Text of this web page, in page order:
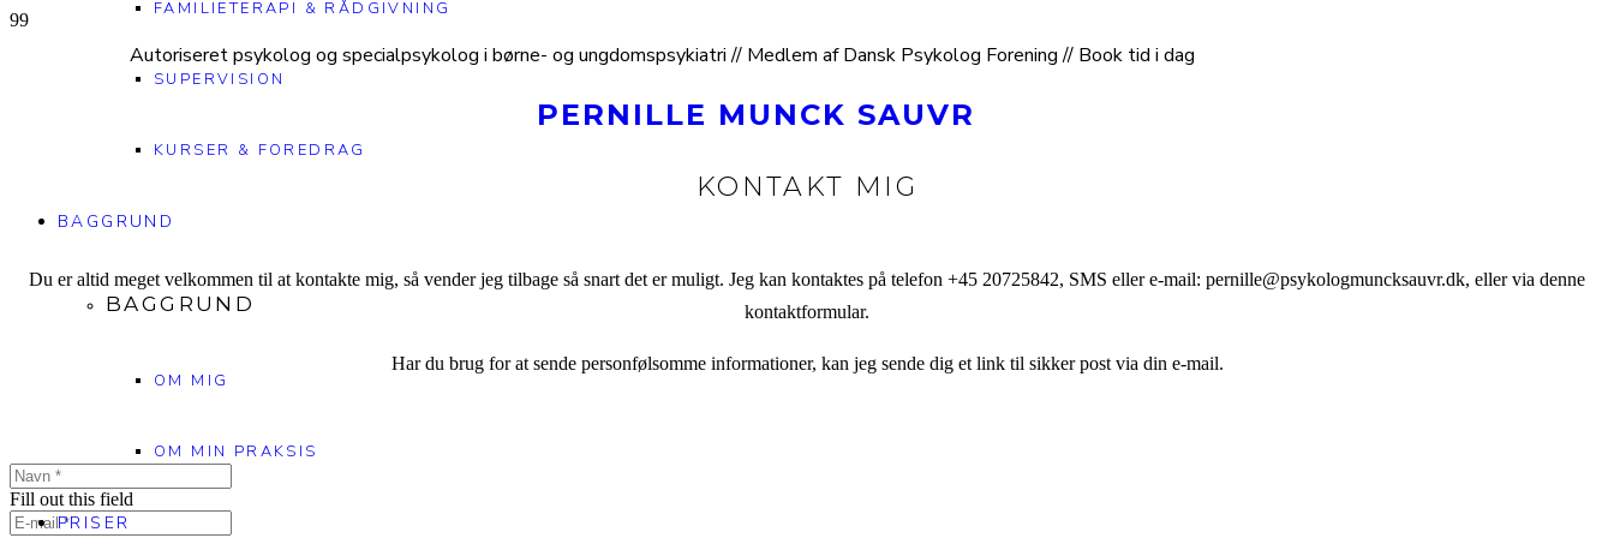
Autoriseret psykolog og specialpsykolog i børne- og ungdomspsykiatri // Medlem af Dansk Psykolog Forening // Book tid i dag
FAMILIETERAPI & RÅDGIVNING
SUPERVISION
KURSER & FOREDRAG
BAGGRUND
BAGGRUND
OM MIG
OM MIN PRAKSIS
PRISER
PERNILLE MUNCK SAUVR
KONTAKT MIG
Du er altid meget velkommen til at kontakte mig, så vender jeg tilbage så snart det er muligt. Jeg kan kontaktes på telefon +45 20725842, SMS eller e-mail: pernille@psykologmuncksauvr.dk, eller via denne
kontaktformular.
Har du brug for at sende personfølsomme informationer, kan jeg sende dig et link til sikker post via din e-mail.
Fill out this field